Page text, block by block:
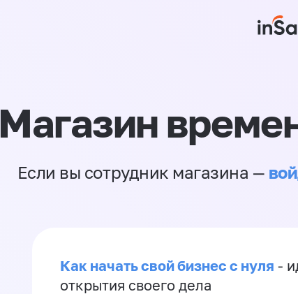
Магазин
Если вы сотрудник магазина —
Как начать свой бизнес с нуля -
открытия своего дела